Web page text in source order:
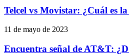
Telcel vs Movistar: ¿Cuál es
11 de mayo de 2023
Encuentra señal de AT&T: